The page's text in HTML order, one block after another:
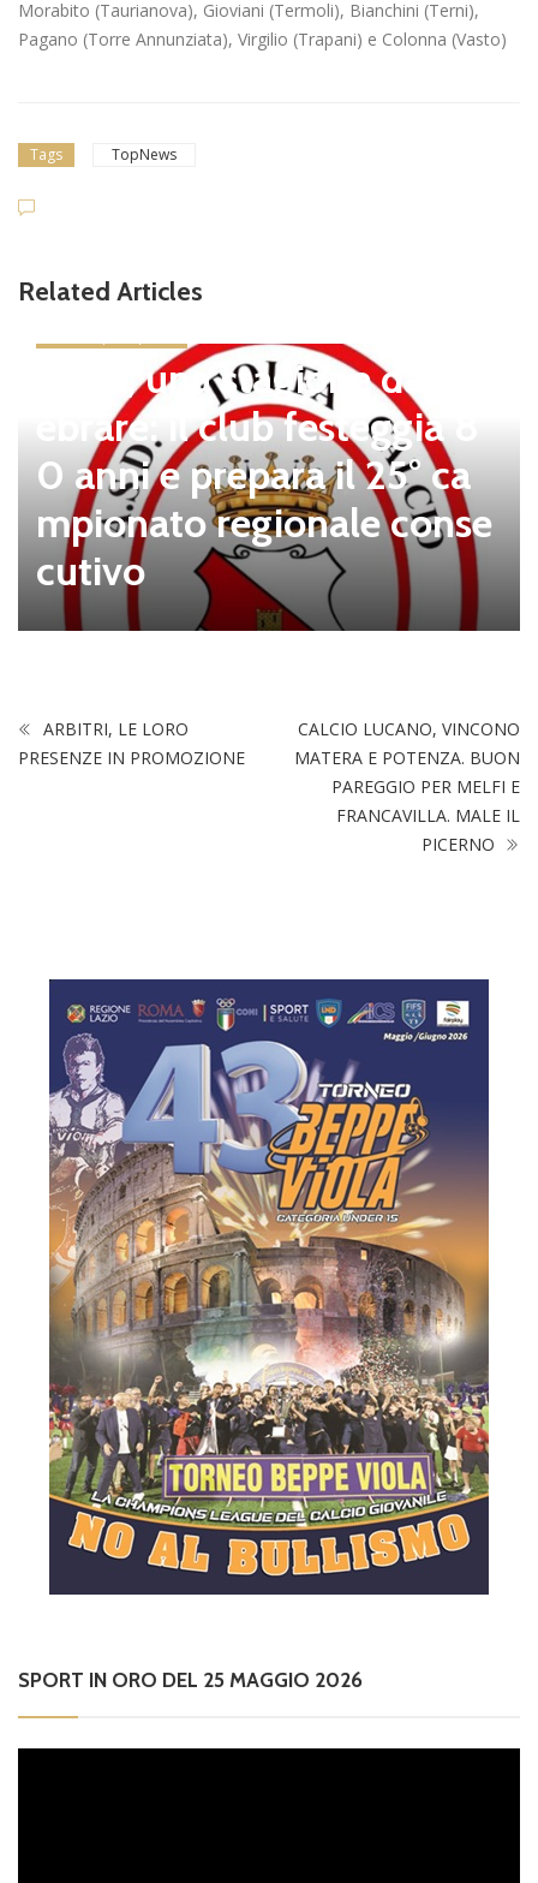
Morabito (Taurianova), Gioviani (Termoli), Bianchini (Terni),
Pagano (Torre Annunziata), Virgilio (Trapani) e Colonna (Vasto)
Tags TopNews
Related Articles
Tolfa, una stagione da cel
ebrare: il club festeggia 8
0 anni e prepara il 25° ca
mpionato regionale conse
cutivo
ARBITRI, LE LORO
PRESENZE IN PROMOZIONE
CALCIO LUCANO, VINCONO
MATERA E POTENZA. BUON
PAREGGIO PER MELFI E
FRANCAVILLA. MALE IL
PICERNO
SPORT IN ORO DEL 25 MAGGIO 2026